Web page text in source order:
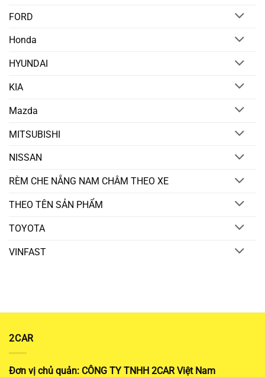
FORD
Honda
HYUNDAI
KIA
Mazda
MITSUBISHI
NISSAN
RÈM CHE NẮNG NAM CHÂM THEO XE
THEO TÊN SẢN PHẨM
TOYOTA
VINFAST
2CAR
Đơn vị chủ quản: CÔNG TY TNHH 2CAR Việt Nam